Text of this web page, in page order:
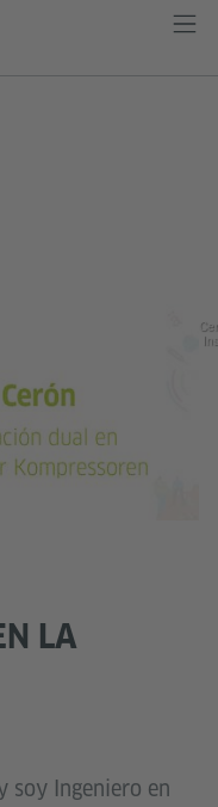
LA
soy Ingeniero en